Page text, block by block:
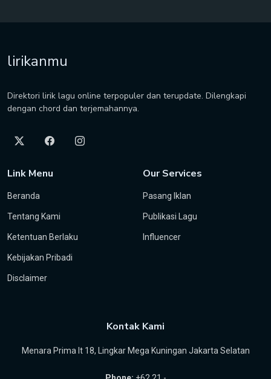
lirikanmu
Direktori lirik lagu online terpopuler dan terupdate. Dilengkapi
dengan chord dan terjemahannya.
Link Menu
Beranda
Tentang Kami
Ketentuan Berlaku
Kebijakan Pribadi
Disclaimer
Our Services
Pasang Iklan
Publikasi Lagu
Influencer
Kontak Kami
Menara Prima lt 18, Lingkar Mega Kuningan Jakarta Selatan